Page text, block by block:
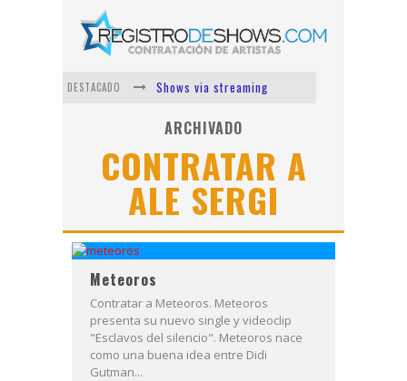
DESTACADO
Shows via streaming
Lit Killah
Nicki Nicole
Duki
Vi Em
ARCHIVADO
CONTRATAR A
ALE SERGI
Meteoros
Contratar a Meteoros. Meteoros
presenta su nuevo single y videoclip
"Esclavos del silencio". Meteoros nace
como una buena idea entre Didi
Gutman...